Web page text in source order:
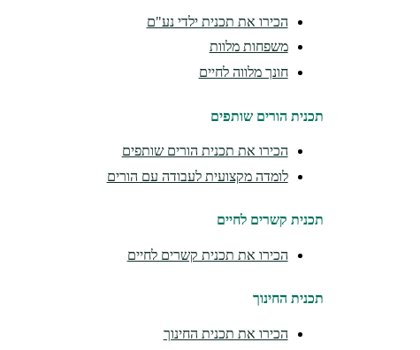
הכירו את תכנית ילדי נע"ם
משפחות מלוות
חונך מלווה לחיים
תכנית הורים שותפים
הכירו את תכנית הורים שותפים
לומדה מקצועית לעבודה עם הורים
תכנית קשרים לחיים
הכירו את תכנית קשרים לחיים
תכנית החינוך
הכירו את תכנית החינוך